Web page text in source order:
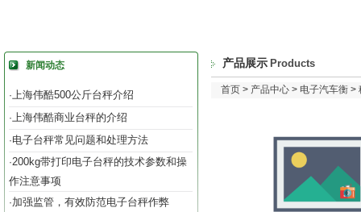
新闻动态
·上海伟酷500公斤台秤介绍
·上海伟酷商业台秤的介绍
·电子台秤常见问题和处理方法
·200kg带打印电子台秤的技术参数和操
作注意事项
·加强监管，有效防范电子台秤作弊
产品展示 Products
首页 > 产品中心 > 电子汽车衡 >